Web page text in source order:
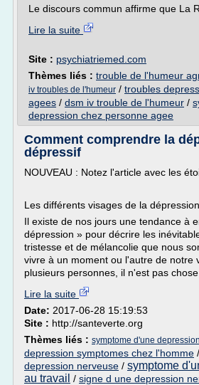
Le discours commun affirme que La
Lire la suite
Site : psychiatriemed.com
Thèmes liés : trouble de l'humeur
iv troubles de l'humeur / troubles
agees / dsm iv trouble de l'humeur /
depression chez personne agee
Comment comprendre la
dépressif
NOUVEAU : Notez l'article avec les
Les différents visages de la
Il existe de nos jours une tendance à
dépression » pour décrire les
tristesse et de mélancolie que nous
vivre à un moment ou l'autre de notre
plusieurs personnes, il n'est pas chose
Lire la suite
Date: 2017-06-28 15:19:53
Site : http://santeverte.org
Thèmes liés : symptome d'une
depression symptomes chez l'homme /
depression nerveuse / symptome
au travail / signe d une depression